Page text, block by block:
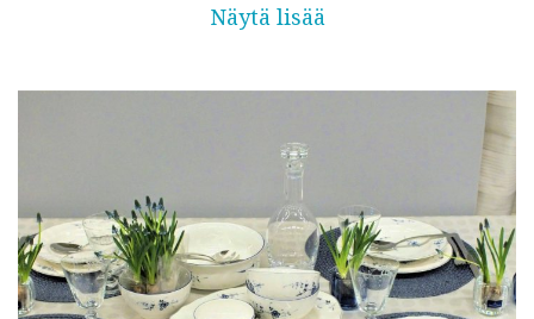
Näytä lisää